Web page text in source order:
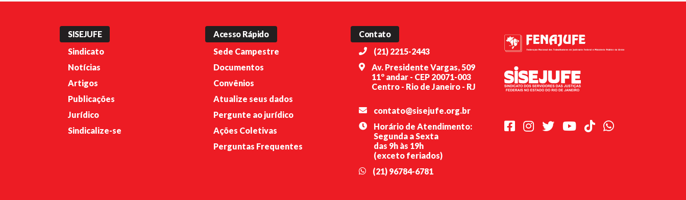
SISEJUFE
Sindicato
Notícias
Artigos
Publicações
Jurídico
Sindicalize-se
Acesso Rápido
Sede Campestre
Documentos
Convênios
Atualize seus dados
Pergunte ao jurídico
Ações Coletivas
Perguntas Frequentes
Contato
(21) 2215-2443
Av. Presidente Vargas, 509
11º andar - CEP 20071-003
Centro - Rio de Janeiro - RJ
contato@sisejufe.org.br
Horário de Atendimento:
Segunda a Sexta
das 9h às 19h
(exceto feriados)
(21) 96784-6781
FacebookInstagram
TwitterYoutubeTikTokWhatsapp